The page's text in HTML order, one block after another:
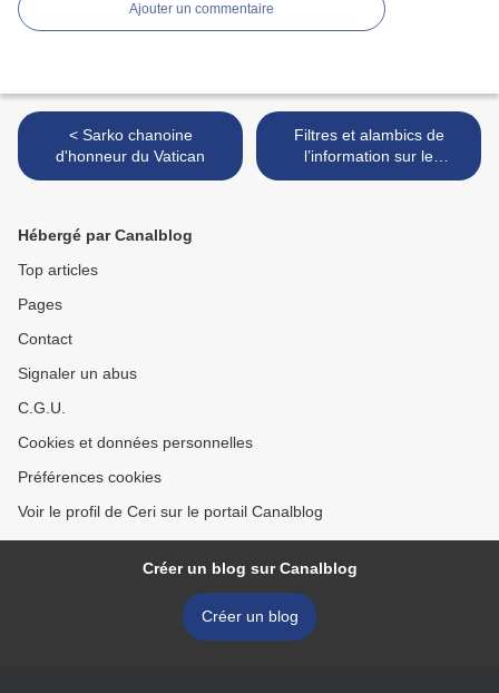
Ajouter un commentaire
< Sarko chanoine
d'honneur du Vatican
Filtres et alambics de
l’information sur le
référendum du 2 décembre
Hébergé par Canalblog
Top articles
Pages
Contact
Signaler un abus
C.G.U.
Cookies et données personnelles
Préférences cookies
Voir le profil de Ceri sur le portail Canalblog
Créer un blog sur Canalblog
Créer un blog